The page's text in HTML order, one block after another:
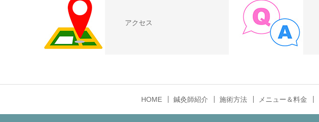
アクセス
HOME 鍼灸師紹介 施術方法 メニュー＆料金